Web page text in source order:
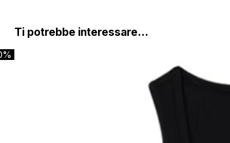
Ti potrebbe interessare…